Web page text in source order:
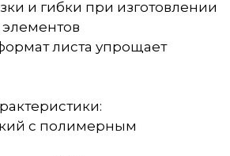
и гибки при изготовлении
листа упрощает
с полимерным